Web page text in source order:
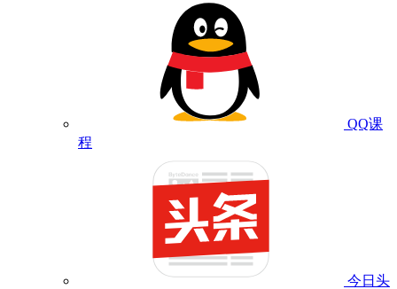
QQ课
程
今日头